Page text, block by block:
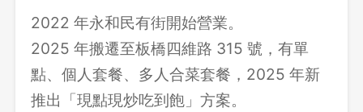
2022 年永和民有街開始營業。
2025 年搬遷至板橋四維路 315 號，有單
點、個人套餐、多人合菜套餐，2025 年新
推出「現點現炒吃到飽」方案。